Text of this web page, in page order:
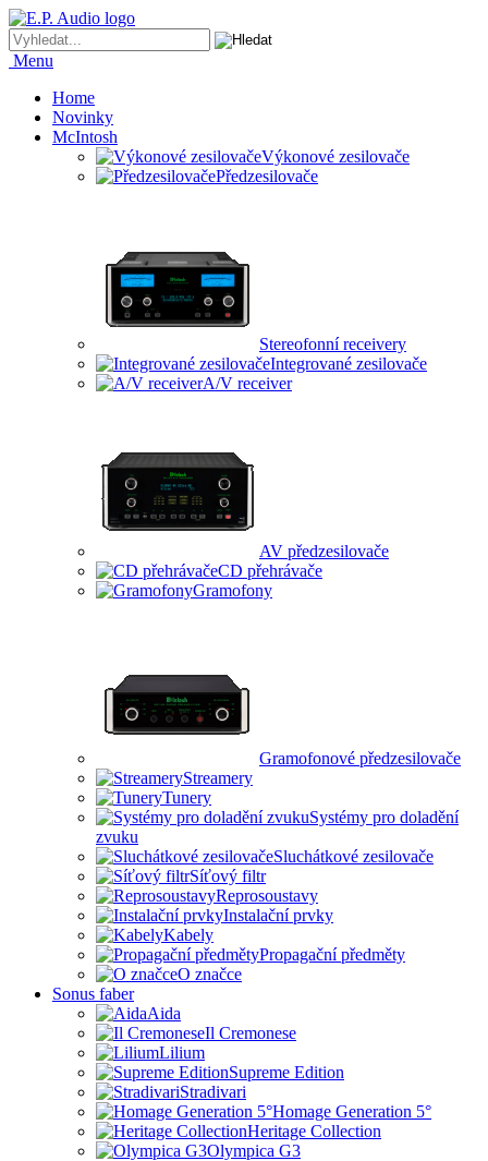
Menu
Home
Novinky
McIntosh
Výkonové zesilovače
Předzesilovače
Stereofonní receivery
Integrované zesilovače
A/V receiver
AV předzesilovače
CD přehrávače
Gramofony
Gramofonové předzesilovače
Streamery
Tunery
Systémy pro doladění
zvuku
Sluchátkové zesilovače
Síťový filtr
Reprosoustavy
Instalační prvky
Kabely
Propagační předměty
O značce
Sonus faber
Aida
Il Cremonese
Lilium
Supreme Edition
Stradivari
Homage Generation 5°
Heritage Collection
Olympica G3